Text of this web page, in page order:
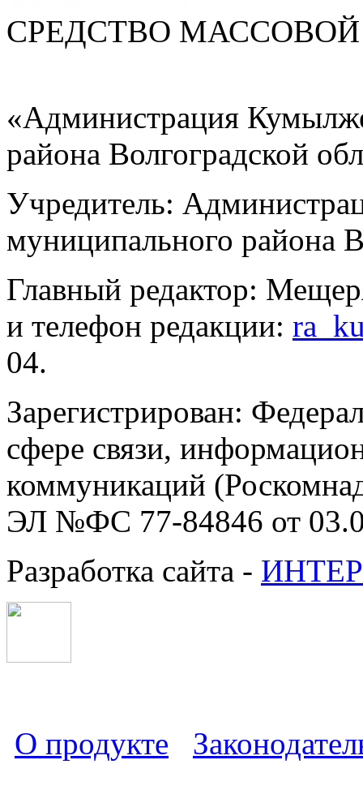
СРЕДСТВО
«Администрация
района Волгоградской
Учредитель:
муниципального района
Главный редактор:
и телефон редакции:
04.
Зарегистрирован:
сфере связи,
коммуникаций
ЭЛ №ФС 77-84846 от
Разработка сайта -
О продукте